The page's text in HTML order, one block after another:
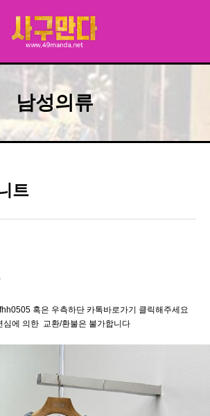
남성의류
트
혹은 우측하단 카톡바로가기 클릭해주세요
에 의한 교환/환불은 불가합니다